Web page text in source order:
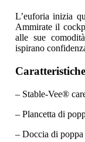
L’euforia inizia
Ammirate il
alle sue
ispirano
– Stable-Vee®
– Plancetta di
– Doccia di poppa